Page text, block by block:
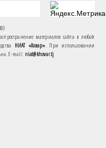
материалов сайта в любой
НИАТ «Ховар». При использовании
E-mail: niat@khovar.tj